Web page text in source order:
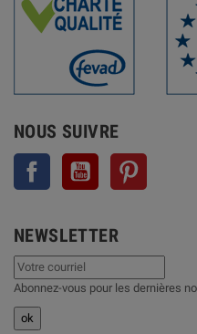
NOUS SUIVRE
Facebook YouTube
NEWSLETTER
Abonnez-vous pour les dernières